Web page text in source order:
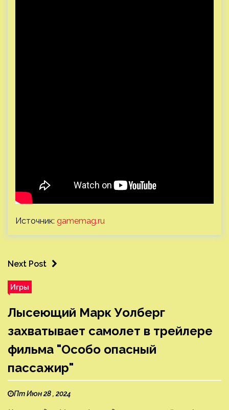
Источник: gamemag.ru
Next Post
Игры
Лысеющий Марк Уолберг
захватывает самолет в трейлере
фильма "Особо опасный
пассажир"
Пт Июн 28 , 2024